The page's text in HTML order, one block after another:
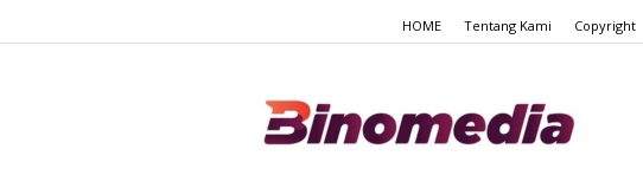
HOME Tentang Kami Copyright